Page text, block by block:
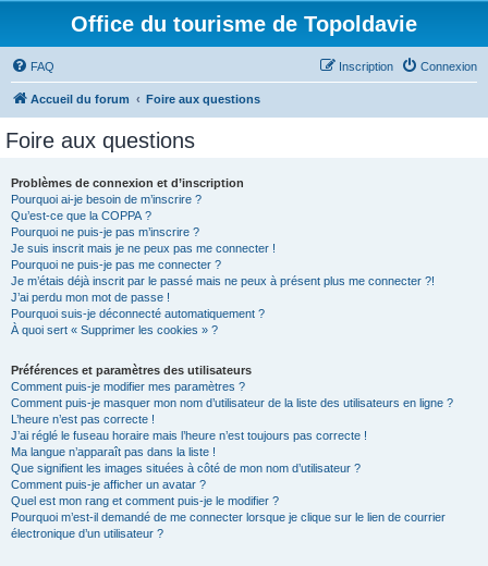
Office du tourisme de Topoldavie
FAQ Connexion
Inscription
Accueil du forum Foire aux questions
Foire aux questions
Problèmes de connexion et d’inscription
Pourquoi ai-je besoin de m’inscrire ?
Qu’est-ce que la COPPA ?
Pourquoi ne puis-je pas m’inscrire ?
Je suis inscrit mais je ne peux pas me connecter !
Pourquoi ne puis-je pas me connecter ?
Je m’étais déjà inscrit par le passé mais ne peux à présent plus me connecter ?!
J’ai perdu mon mot de passe !
Pourquoi suis-je déconnecté automatiquement ?
À quoi sert « Supprimer les cookies » ?
Préférences et paramètres des utilisateurs
Comment puis-je modifier mes paramètres ?
Comment puis-je masquer mon nom d’utilisateur de la liste des utilisateurs en ligne ?
L’heure n’est pas correcte !
J’ai réglé le fuseau horaire mais l’heure n’est toujours pas correcte !
Ma langue n’apparaît pas dans la liste !
Que signifient les images situées à côté de mon nom d’utilisateur ?
Comment puis-je afficher un avatar ?
Quel est mon rang et comment puis-je le modifier ?
Pourquoi m’est-il demandé de me connecter lorsque je clique sur le lien de courrier
électronique d’un utilisateur ?